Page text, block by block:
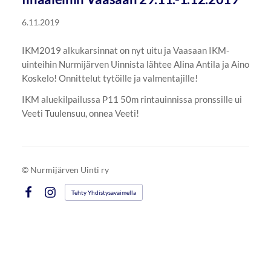
6.11.2019
IKM2019 alkukarsinnat on nyt uitu ja Vaasaan IKM-
uinteihin Nurmijärven Uinnista lähtee Alina Antila ja Aino
Koskelo! Onnittelut tytöille ja valmentajille!
IKM aluekilpailussa P11 50m rintauinnissa pronssille ui
Veeti Tuulensuu, onnea Veeti!
© Nurmijärven Uinti ry
Instagram
Tehty Yhdistysavaimella